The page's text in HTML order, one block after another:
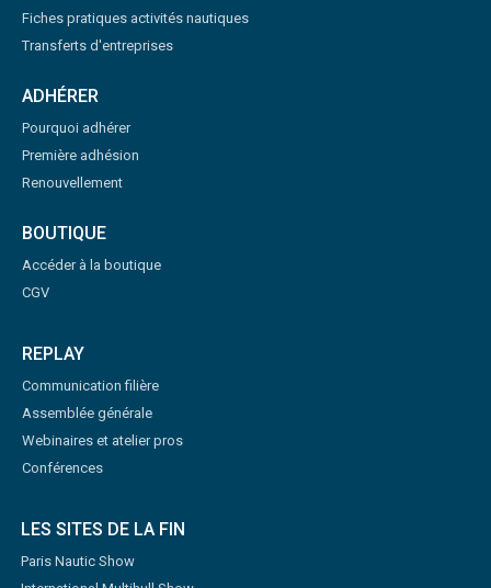
Fiches pratiques activités nautiques
Transferts d'entreprises
ADHÉRER
Pourquoi adhérer
Première adhésion
Renouvellement
BOUTIQUE
Accéder à la boutique
CGV
REPLAY
Communication filière
Assemblée générale
Webinaires et atelier pros
Conférences
LES SITES DE LA FIN
Paris Nautic Show